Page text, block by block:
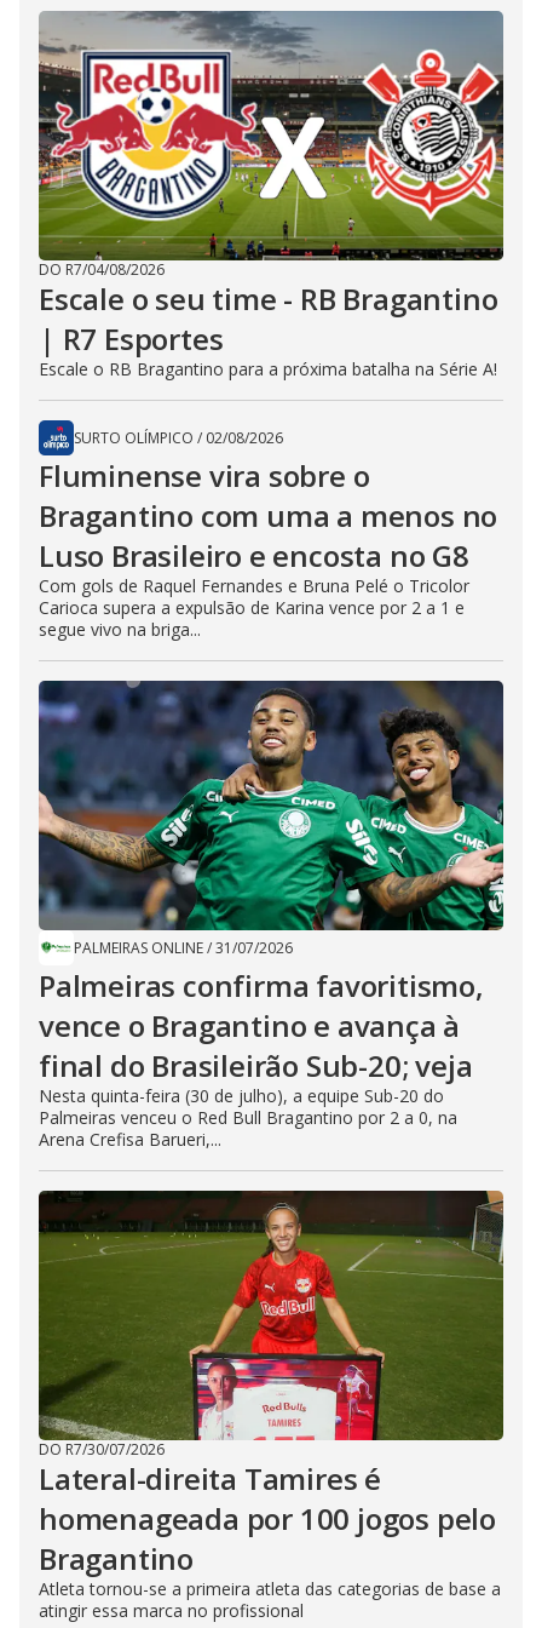
DO R7/04/08/2026
Escale o seu time - RB Bragantino
| R7 Esportes
Escale o RB Bragantino para a próxima batalha na Série A!
SURTO OLÍMPICO / 02/08/2026
Fluminense vira sobre o
Bragantino com uma a menos no
Luso Brasileiro e encosta no G8
Com gols de Raquel Fernandes e Bruna Pelé o Tricolor
Carioca supera a expulsão de Karina vence por 2 a 1 e
segue vivo na briga...
PALMEIRAS ONLINE/31/07/2026
Palmeiras confirma favoritismo,
vence o Bragantino e avança à
final do Brasileirão Sub-20; veja
Nesta quinta-feira (30 de julho), a equipe Sub-20 do
Palmeiras venceu o Red Bull Bragantino por 2 a 0, na
Arena Crefisa Barueri,...
DO R7/30/07/2026
Lateral-direita Tamires é
homenageada por 100 jogos pelo
Bragantino
Atleta tornou-se a primeira atleta das categorias de base a
atingir essa marca no profissional